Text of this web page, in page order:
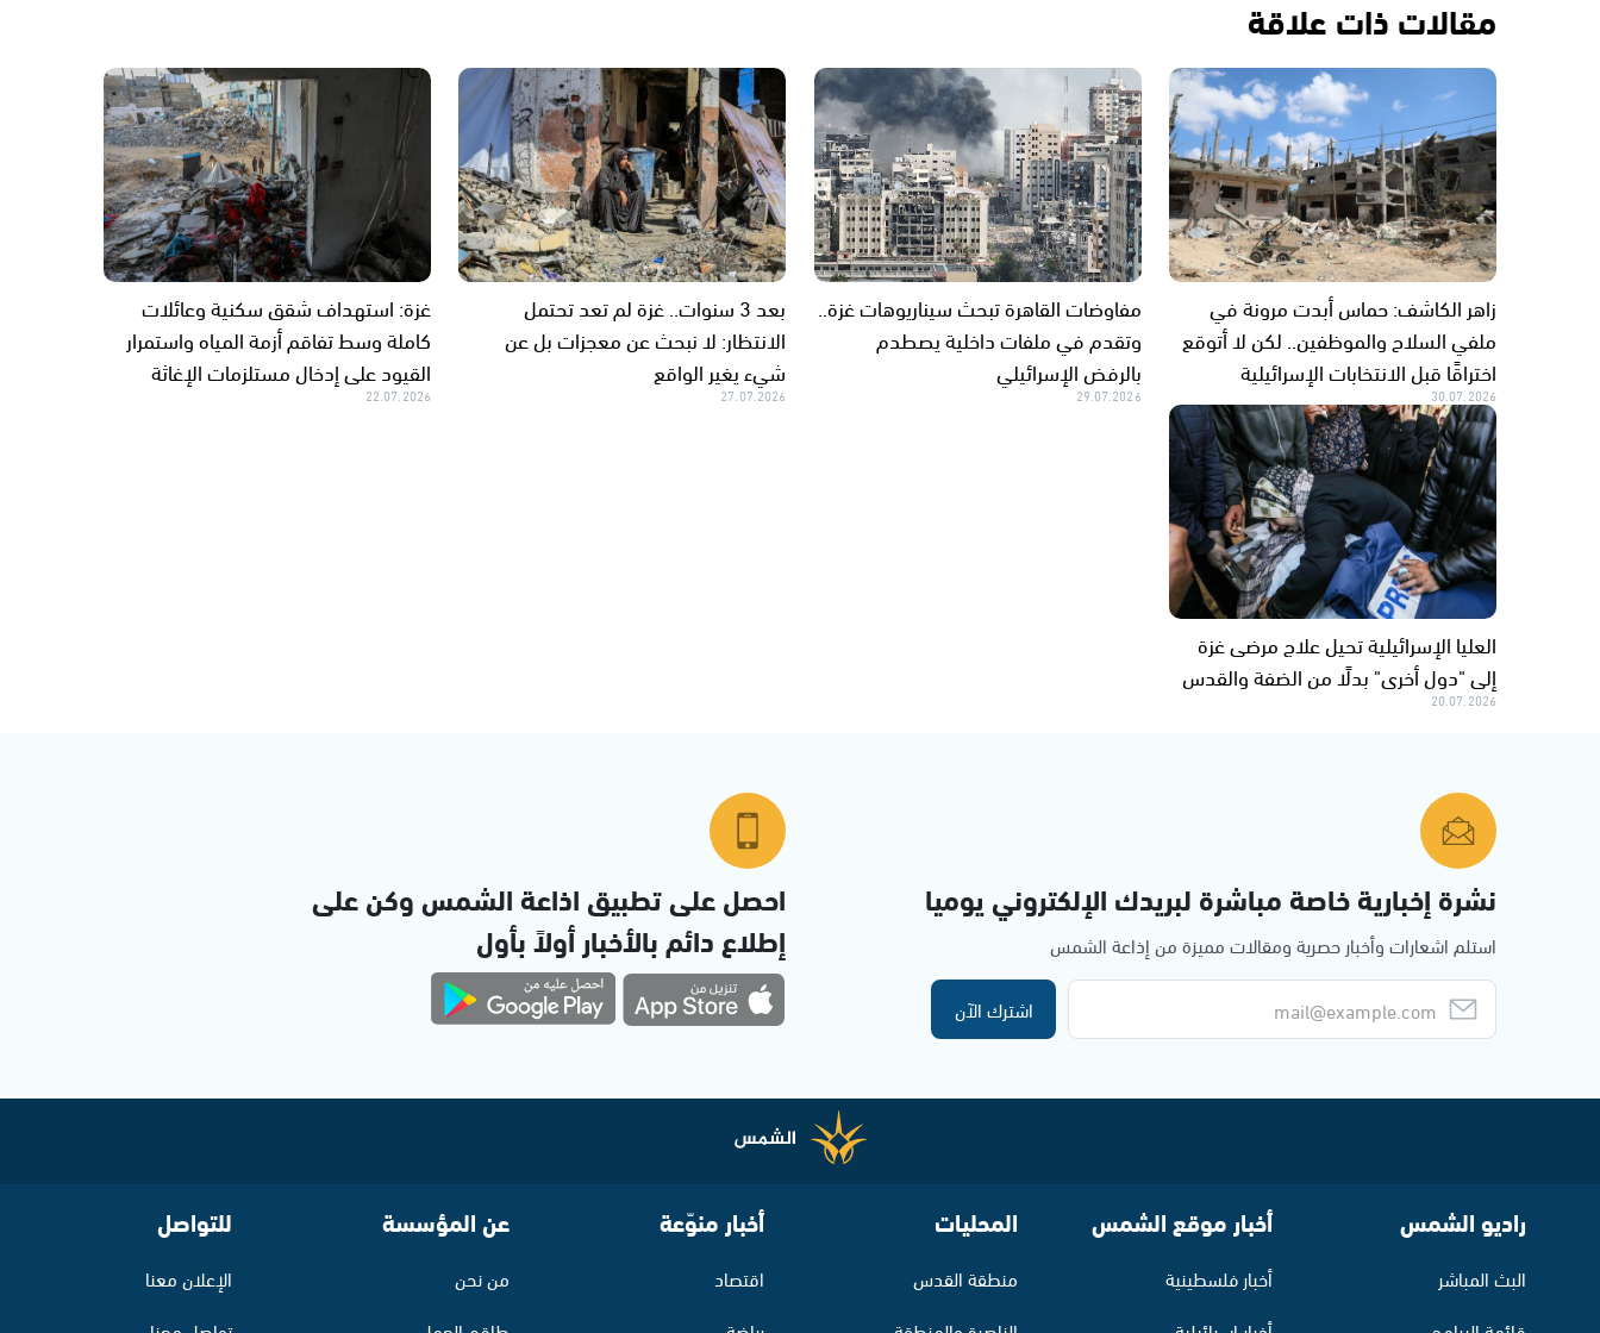
مقالات ذات علاقة
زاهر الكاشف: حماس أبدت مرونة في
ملفي السلاح والموظفين.. لكن لا أتوقع
اختراقًا قبل الانتخابات الإسرائيلية
30.07.2026
مفاوضات القاهرة تبحث سيناريوهات غزة..
وتقدم في ملفات داخلية يصطدم
بالرفض الإسرائيلي
29.07.2026
بعد 3 سنوات.. غزة لم تعد تحتمل
الانتظار: لا نبحث عن معجزات بل عن
شيء يغير الواقع
27.07.2026
غزة: استهداف شقق سكنية وعائلات
كاملة وسط تفاقم أزمة المياه واستمرار
القيود على إدخال مستلزمات الإغاثة
22.07.2026
العليا الإسرائيلية تحيل علاج مرضى غزة
إلى "دول أخرى" بدلًا من الضفة والقدس
20.07.2026
نشرة إخبارية خاصة مباشرة لبريدك الإلكتروني يوميا
استلم اشعارات وأخبار حصرية ومقالات مميزة من إذاعة الشمس
اشترك الآن
احصل على تطبيق اذاعة الشمس وكن على
إطلاع دائم بالأخبار أولاً بأول
راديو الشمس
البث المباشر
أخبار موقع الشمس
أخبار فلسطينية
المحليات
منطقة القدس
أخبار منوّعة
اقتصاد
عن المؤسسة
من نحن
للتواصل
الإعلان معنا